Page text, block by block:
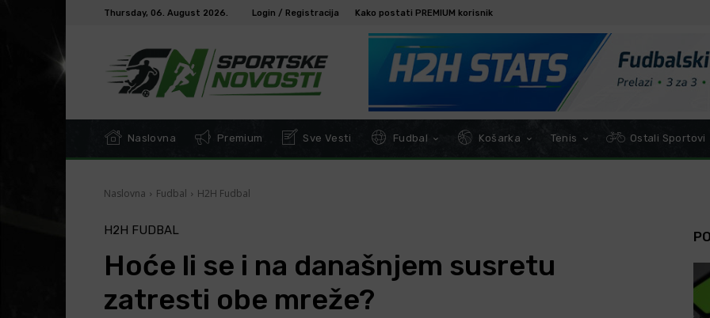
Thursday, 06. August 2026. Login / Registracija Kako postati PREMIUM korisnik
Naslovna Premium Sve Vesti Fudbal Košarka Tenis Ostali Sportovi
Naslovna Fudbal H2H Fudbal
H2H FUDBAL
Hoće li se i na današnjem susretu
zatresti obe mreže?